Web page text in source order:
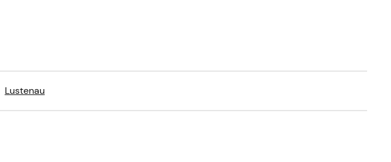
Lustenau